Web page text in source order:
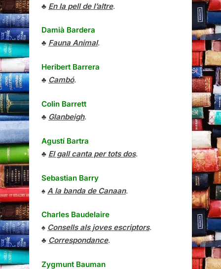
♣ En la pell de l’altre.
Damià Bardera
♣ Fauna Animal.
Heribert Barrera
♣ Cambó.
Colin Barrett
♣ Glanbeigh.
Agustí Bartra
♣ El gall canta per tots dos.
Sebastian Barry
♠ A la banda de Canaan.
Charles Baudelaire
♠ Consells als joves escriptors.
♣ Correspondance.
Zygmunt Bauman